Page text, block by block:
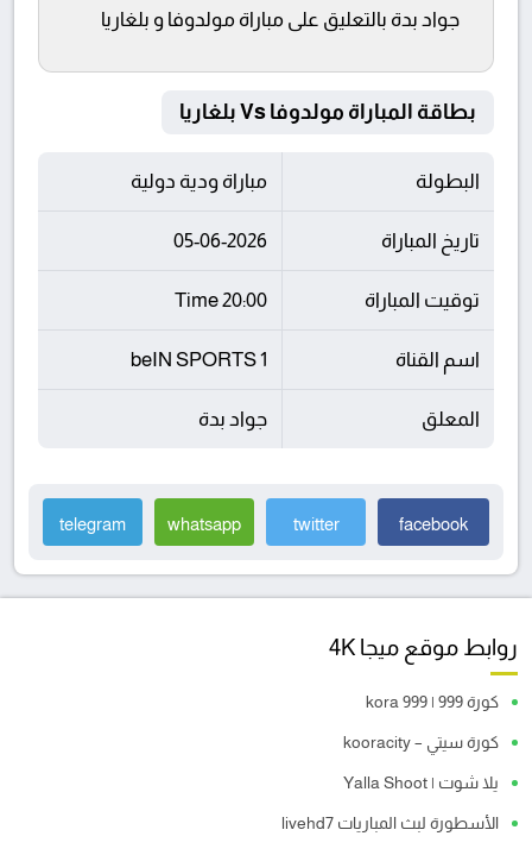
جواد بدة بالتعليق على مباراة مولدوفا و بلغاريا
بطاقة المباراة مولدوفا Vs بلغاريا
البطولة مباراة ودية دولية
تاريخ المباراة 05-06-2026
توقيت المباراة 20:00 Time
اسم القناة beIN SPORTS 1
المعلق جواد بدة
facebook
twitter
whatsapp
telegram
روابط موقع ميجا 4K
كورة 999 | kora 999
كورة سيتي – kooracity
يلا شوت | Yalla Shoot
الأسطورة لبث المباريات livehd7